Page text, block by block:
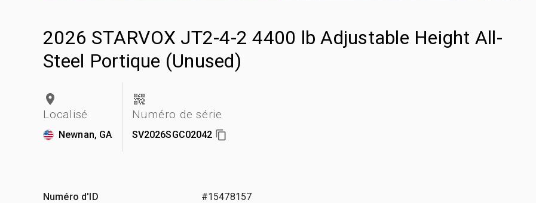
2026 STARVOX JT2-4-2 4400 lb Adjustable Height All-
Steel Portique (Unused)
Localisé
Newnan, GA
Numéro de série
SV2026SGC02042
Numéro d'ID #15478157